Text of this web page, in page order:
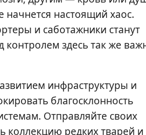
начнется настоящий хаос.
и саботажники станут
здесь так же
инфраструктуры и
благосклонность
Отправляйте своих
коллекцию редких тварей и